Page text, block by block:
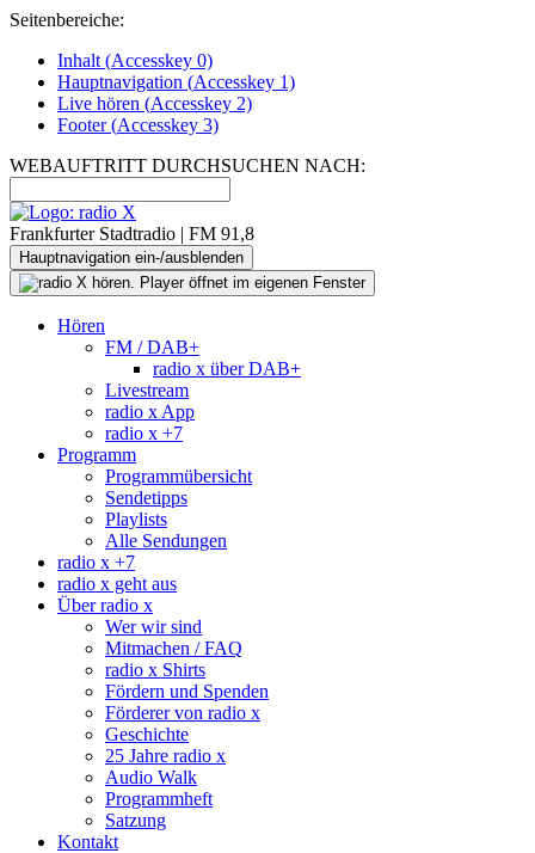
Seitenbereiche:
Inhalt (Accesskey 0)
Hauptnavigation (Accesskey 1)
Live hören (Accesskey 2)
Footer(Accesskey 3)
WEBAUFTRITT DURCHSUCHEN NACH:
Frankfurter Stadtradio | FM 91,8
Hauptnavigation ein-/ausblenden
Hören
FM / DAB+
radio x über DAB+
Livestream
radio x App
radio x +7
Programm
Programmübersicht
Sendetipps
Playlists
Alle Sendungen
radio x +7
radio x geht aus
Über radio x
Wer wir sind
Mitmachen / FAQ
radio x Shirts
Fördern und Spenden
Förderer von radio x
Geschichte
25 Jahre radio x
Audio Walk
Programmheft
Satzung
Kontakt